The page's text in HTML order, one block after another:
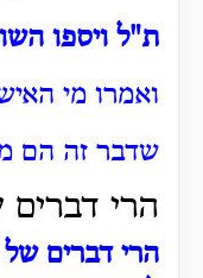
ת"ל ויספו
ואמרו מי
שדבר זה הם
הרי
הרי דברים